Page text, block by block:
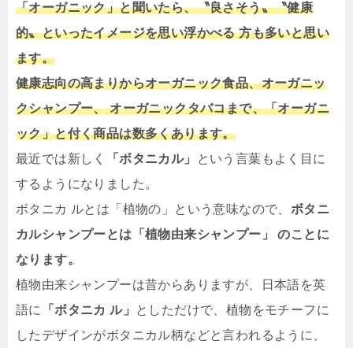
「オーガニック」と聞いたら、〝良さそう〟〝健康
的〟といったイメージを思い浮かべる 方も多いと思い
ます。
健康志向の高まりからオーガニック食品、オーガニッ
クシャンプー、 オーガニックタバコまで、「オーガニ
ック」と付く商品は数多くあります。
最近では新しく
「ボタニカル」
という言葉もよく目に
するようになりました。
ボタニカ ルとは「植物の」という意味なので、 ボタニ
カルシャンプーとは「植物由来シャンプー」 のことに
なります。
植物由来シャンプーは昔からありますが、日本語を英
語に
「ボタニカ ル」
としただけで、植物をモチーフに
したデザインがボタニカル柄などと言われるように、